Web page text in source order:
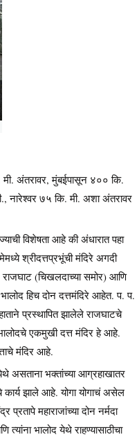
मी. अंतरावर, मुंबईपासून ४०० कि.
नारेश्वर ७५ कि. मी. अशा अंतरावर
विशेषता आहे की अंधारात पहा
श्रीदत्तप्रभूंची मंदिरे अगदी
(चिखलदाच्या समोर) आणि
हिच दोन दत्तमंदिरे आहेत. प. प.
प्रस्थापित झालेले राजघाटचे
एकमुखी दत्त मंदिर हे आहे.
मंदिर आहे.
असताना भक्तांच्या आग्रहाखातर
कार्य झाले आहे. योगा योगाचं असेल
प्रतापे महाराजांच्या दोन नर्मदा
त्यांना भालोद येथे राहण्यासाठीचा